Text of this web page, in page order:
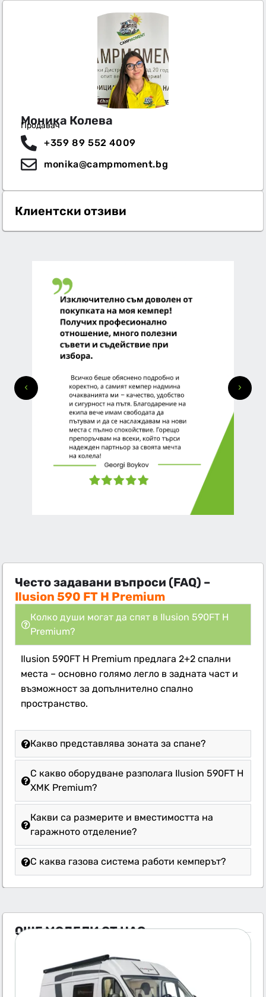
Моника Колева
Продавач
+359 89 552 4009
monika@campmoment.bg
Клиентски отзиви
Често задавани въпроси (FAQ) –
Ilusion 590 FT H Premium
Колко души могат да спят в Ilusion 590FT H
Premium?
Ilusion 590FT H Premium предлага 2+2 спални
места – основно голямо легло в задната част и
възможност за допълнително спално
пространство.
Какво представлява зоната за спане?
С какво оборудване разполага Ilusion 590FT H
XMK Premium?
Какви са размерите и вместимостта на
гаражното отделение?
С каква газова система работи кемперът?
ОЩЕ МОДЕЛИ ОТ НАС